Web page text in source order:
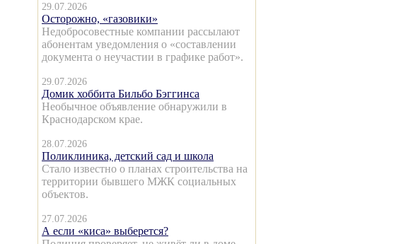
29.07.2026
Осторожно, «газовики»
Недобросовестные компании рассылают
абонентам уведомления о «составлении
документа о неучастии в графике работ».
29.07.2026
Домик хоббита Бильбо Бэггинса
Необычное объявление обнаружили в
Краснодарском крае.
28.07.2026
Поликлиника, детский сад и школа
Стало известно о планах строительства на
территории бывшего МЖК социальных
объектов.
27.07.2026
А если «киса» выберется?